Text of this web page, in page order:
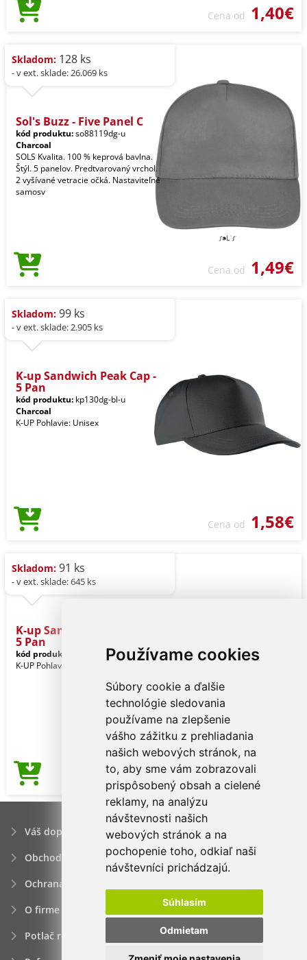
Používame cookies
Súbory cookie a ďalšie
technológie sledovania
používame na zlepšenie
vášho zážitku z prehliadania
našich webových stránok, na
to, aby sme vám zobrazovali
prispôsobený obsah a cielené
reklamy, na analýzu
návštevnosti našich
webových stránok a na
pochopenie toho, odkiaľ naši
návštevníci prichádzajú.
Súhlasím
Odmietam
Cena od 1,40€
Skladom: 128 ks
- v ext. sklade: 26.069 ks
Sol's Buzz - Five Panel C
kód produktu:so88119dg-u
Charcoal
SOLS Kvalita. 100 % keprová bavlna.
Štýl. 5 panelov. Predtvarovaný vrchol.
2 vyšívané vetracie očká. Nastaviteľné
samosv
Cena od 1,49€
Skladom: 99 ks
- v ext. sklade: 2.905 ks
K-up Sandwich Peak Cap -
5 Pan
kód produktu: kp130dg-bl-u
Charcoal
K-UP Pohlavie: Unisex
Cena od 1,58€
Skladom: 91 ks
- v ext. sklade: 645 ks
K-up Sandwich Peak Cap -
5 Pan
kód produktu: kp130lg-dg-uIce Grey
K-UP Pohlavie: Unisex
Cena od 1,58€
Váš dopyt
Obchodné podmienky
Ochrana osobných údajov
O firme
Potlač reklamných predmetov